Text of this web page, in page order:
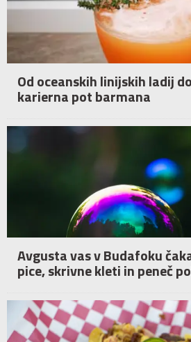
Od oceanskih linijskih ladij
karierna pot barmana
Avgusta vas v Budafoku
pice, skrivne kleti in peneč